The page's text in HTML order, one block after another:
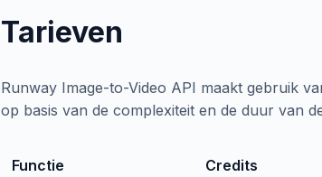
Tarieven
Runway Image-to-Video API maakt gebruik
op basis van de complexiteit en de duur van
Functie Credits